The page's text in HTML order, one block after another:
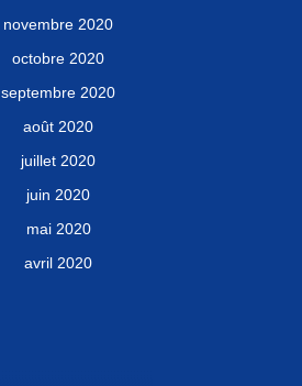
novembre 2020
octobre 2020
septembre 2020
août 2020
juillet 2020
juin 2020
mai 2020
avril 2020